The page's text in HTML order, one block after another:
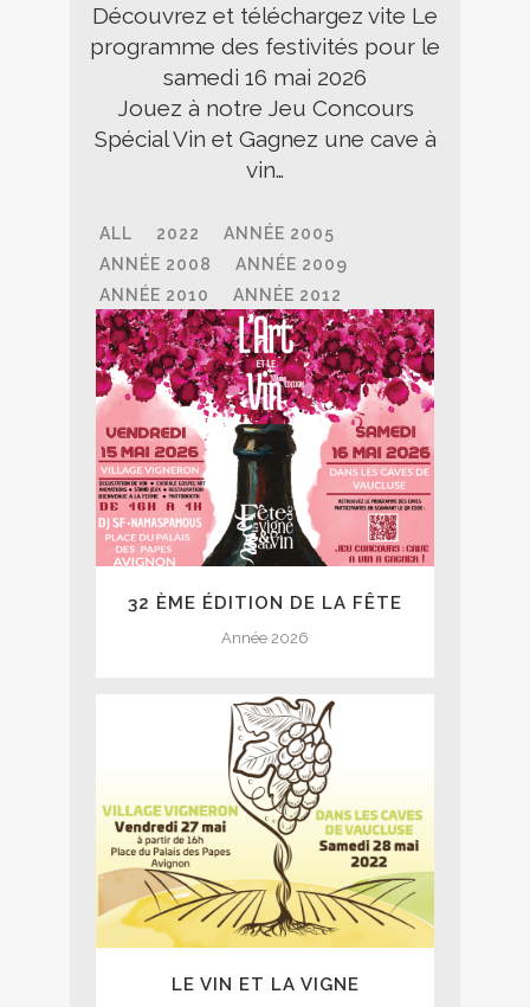
Découvrez et téléchargez vite Le
programme des festivités pour le
samedi 16 mai 2026
Jouez à notre Jeu Concours
Spécial Vin et Gagnez une cave à
vin…
ALL 2022
ANNÉE 2005
ANNÉE 2008
ANNÉE 2009
ANNÉE 2010
ANNÉE 2012
ANNÉE 2013
ANNÉE 2014
ANNÉE 2015
ANNÉE 2016
ANNÉE 2017
ANNÉE 2018
ANNÉE 2019
ANNÉE 2021
ANNÉE 2023
ANNÉE 2024
ANNÉE 2026
32 ÈME ÉDITION DE LA FÊTE
Année 2026
LE VIN ET LA VIGNE